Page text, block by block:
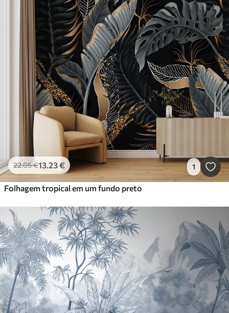
22.05€13.23€ 1
Folhagem tropical em um fundo preto